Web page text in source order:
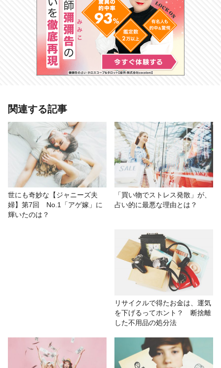
# 開運 # ピタットTV
関連する記事
世にも奇妙な【ジャニーズ夫
婦】第7回 No.1「アゲ嫁」に
輝いたのは？
「買い物でストレス発散」が、
占い的に最悪な理由とは？
リサイクルで得たお金は、運気
を下げるってホント？ 断捨離
した不用品の処分法